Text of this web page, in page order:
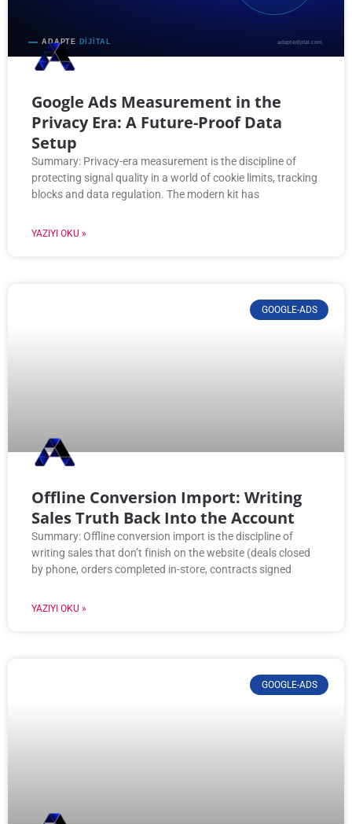
Google Ads Measurement in the
Privacy Era: A Future-Proof Data
Setup
Summary: Privacy-era measurement is the discipline of
protecting signal quality in a world of cookie limits, tracking
blocks and data regulation. The modern kit has
YAZIYI OKU »
GOOGLE-ADS
Offline Conversion Import: Writing
Sales Truth Back Into the Account
Summary: Offline conversion import is the discipline of
writing sales that don’t finish on the website (deals closed
by phone, orders completed in-store, contracts signed
YAZIYI OKU »
GOOGLE-ADS